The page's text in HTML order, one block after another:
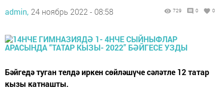
admin, 24 ноябрь 2022 - 08:58 729 0 0
Бәйгедә туган телдә иркен сөйләшүче сәләтле 12 татар
кызы катнашты.